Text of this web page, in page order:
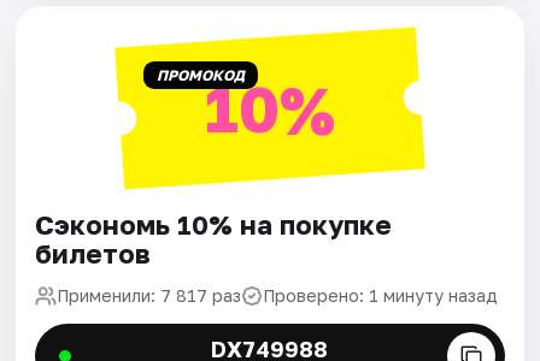
ПРОМОКОД10%
Сэкономь 10% на покупке
билетов
Применили: 7 817 раз Проверено: 1 минуту назад
DX749988